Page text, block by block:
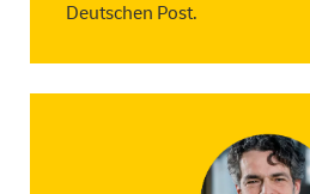
Deutschen Post.